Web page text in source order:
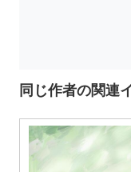
同じ作者の関連